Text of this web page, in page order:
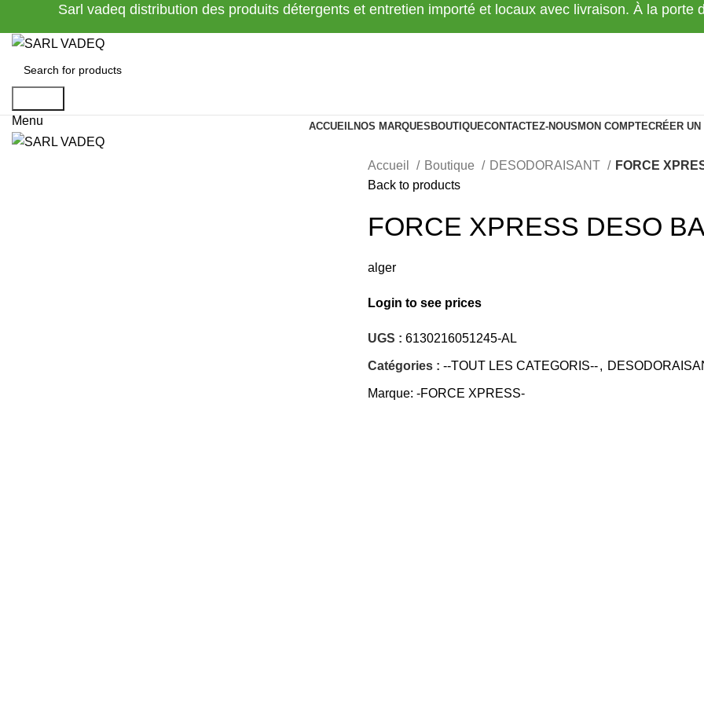
Sarl vadeq distribution des produits détergents et entretien importé et locaux avec livraison. À la porte
Menu
ACCUEILNOS MARQUES BOUTIQUECONTACTEZ-NOUS MON COMPTECRÉER UN
Accueil Boutique DESODORAISANT
FORCE
Back to products
FORCE XPRESS DESO
alger
Login to see prices
UGS : 6130216051245-AL
Catégories : --TOUT LES CATEGORIS--,
Marque: -FORCE XPRESS-